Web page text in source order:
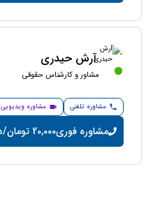
آرش حیدری
مشاور و کارشناس حقوقی
مشاوره تلفنی مشاوره ویدیویی
مشاوره فوری20,000 تومان/دقیقه